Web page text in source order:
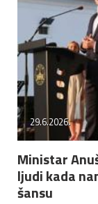
29.6.2026.
Ministar
ljudi kada
šansu